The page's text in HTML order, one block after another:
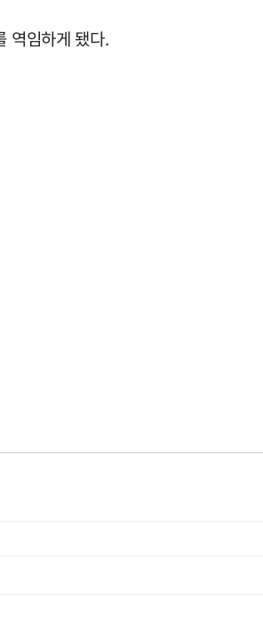
역임하게 됐다.